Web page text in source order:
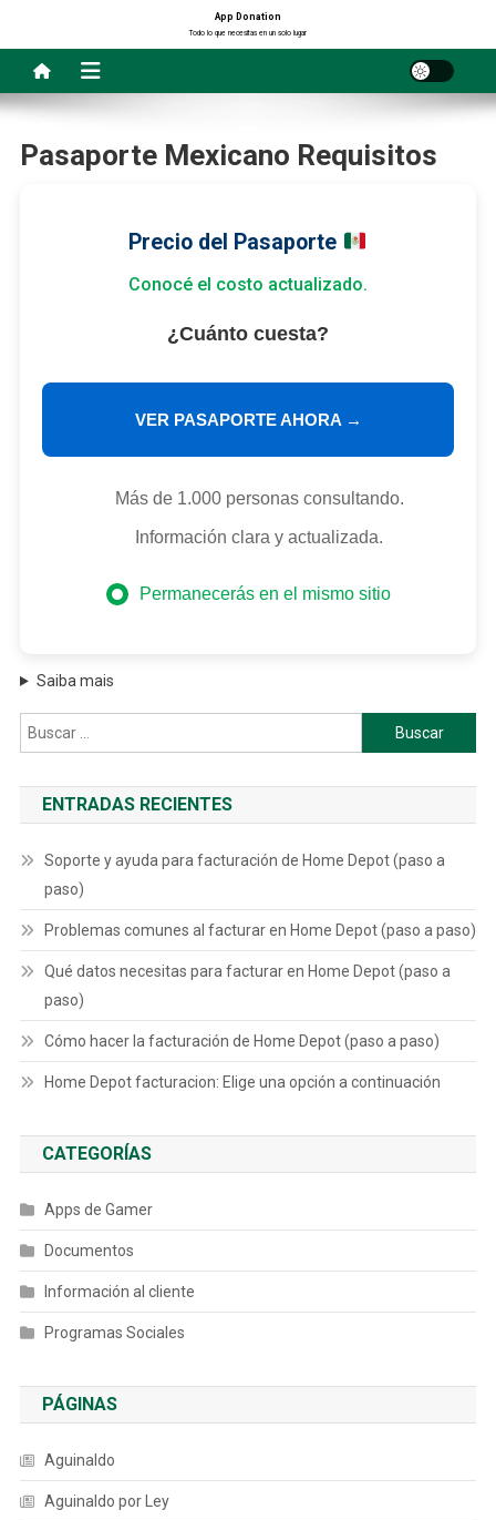
contenido
App Donation
Todo lo que necesitas en un solo lugar
Pasaporte Mexicano Requisitos
Precio del Pasaporte
Conocé el costo actualizado.
¿Cuánto cuesta?
VER PASAPORTE AHORA →
Más de 1.000 personas consultando.
Información clara y actualizada.
Permanecerás en el mismo sitio
Saiba mais
Buscar:
ENTRADAS RECIENTES
Soporte y ayuda para facturación de Home Depot (paso a
paso)
Problemas comunes al facturar en Home Depot (paso a paso)
Qué datos necesitas para facturar en Home Depot (paso a
paso)
Cómo hacer la facturación de Home Depot (paso a paso)
Home Depot facturacion: Elige una opción a continuación
CATEGORÍAS
Apps de Gamer
Documentos
Información al cliente
Programas Sociales
PÁGINAS
Aguinaldo
Aguinaldo por Ley